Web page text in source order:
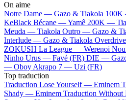
On aime
Notre Dame — Gazo & Tiakola
KeBlack Bécane —Yamê 200K —
Meuda — Tiakola Outro — Gazo &
Interlude — Gazo & Tiakola
ZOKUSH La League — Werenoi
Ninho Urus — Favé (FR) DIE —
— OboyAkrapo 7 — Uzi (FR)
Top traduction
Traduction Lose Yourself — Eminem
Shady — Eminem Traduction